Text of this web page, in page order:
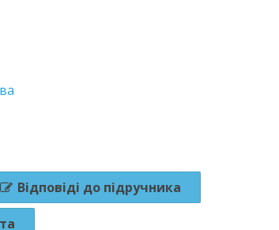
Відповіді до підручника